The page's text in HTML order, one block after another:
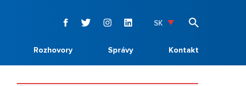
SK
Rozhovory Správy Kontakt